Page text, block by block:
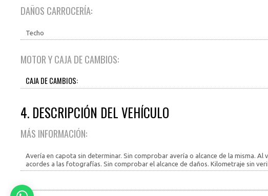
DAÑOS CARROCERÍA:
Techo
MOTOR Y CAJA DE CAMBIOS:
CAJA DE CAMBIOS:
4. DESCRIPCIÓN DEL VEHÍCULO
MÁS INFORMACIÓN:
Avería en capota sin determinar. Sin comprobar avería o alcance de la misma.
acordes a las fotografías. Sin comprobar el alcance de daños. Kilometraje sin